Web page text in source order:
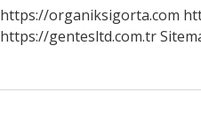
https://organiksigorta.com
https://gentesltd.com.tr